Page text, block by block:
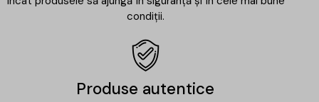
condiții.
Produse autentice